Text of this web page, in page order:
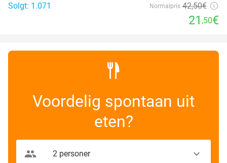
Solgt: 1.071
Normalpris 42,50€
21 ,50€
Voordelig spontaan uit
eten?